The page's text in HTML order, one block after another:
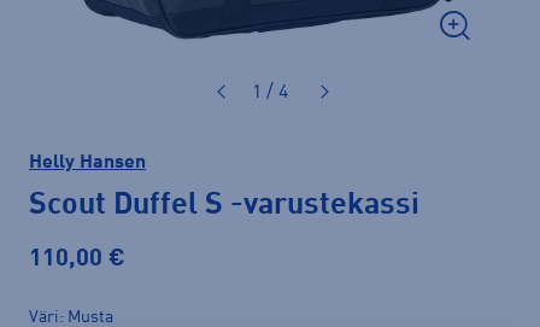
1 / 4
Helly Hansen
Scout Duffel S -varustekassi
110,00 €
Väri Musta